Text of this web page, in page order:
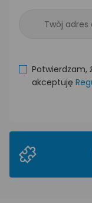
Potwierdzam,
akceptuję